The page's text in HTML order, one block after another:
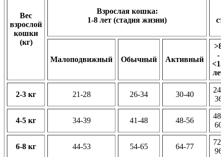
Вес
взрослой
кошки
(кг)
Взрослая кошка:
1-8 лет (стадия жизни)
Малоподвижный Обычный Активный
-
2-3 кг 21-28 26-34 30-40
4-5 кг 34-39 41-48 48-56
6-8 кг 44-53 54-65 64-77